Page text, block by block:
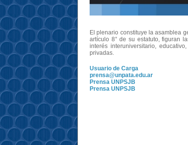
El plenario constituye la asamblea
artículo 8° de su estatuto, figuran
interés interuniversitario,
privadas.
Usuario de Carga
prensa@unpata.edu.ar
Prensa UNPSJB
Prensa UNPSJB